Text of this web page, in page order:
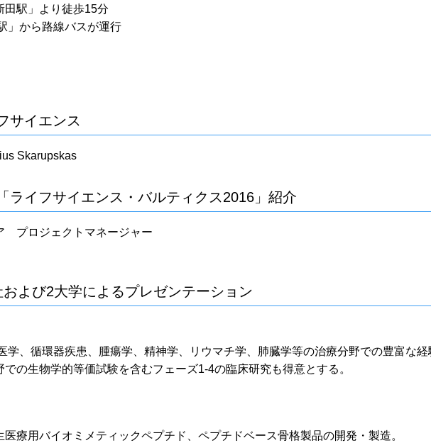
田駅」より徒歩15分
」から路線バスが運行
サイエンス
Skarupskas
ライフサイエンス・バルティクス2016」紹介
プロジェクトマネージャー
および2大学によるプレゼンテーション
学、循環器疾患、腫瘍学、精神学、リウマチ学、肺臓学等の治療分野での豊富な経
の生物学的等価試験を含むフェーズ1-4の臨床研究も得意とする。
療用バイオミメティックペプチド、ペプチドベース骨格製品の開発・製造。